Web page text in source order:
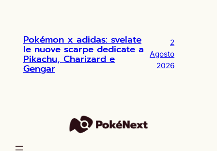
Pokémon x adidas: svelate
le nuove scarpe dedicate a
Pikachu, Charizard e
Gengar
2
Agosto
2026